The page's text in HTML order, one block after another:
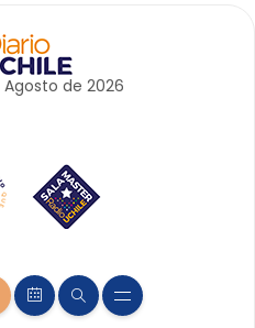
Agosto de 2026